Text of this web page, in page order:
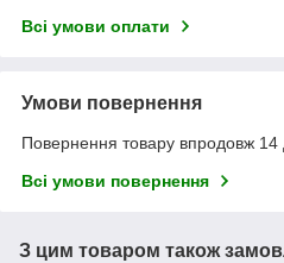
Всі умови оплати
Умови повернення
Повернення товару впродовж 14
Всі умови повернення
З цим товаром також